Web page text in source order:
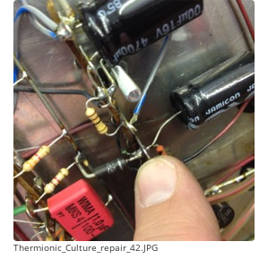
Thermionic_Culture_repair_42.JPG